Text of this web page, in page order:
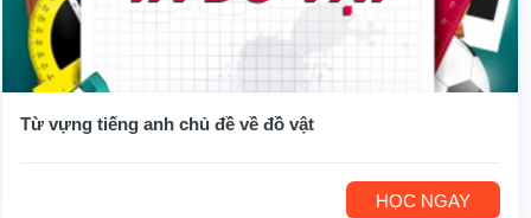
Từ vựng tiếng anh chủ đề về đồ vật
HỌC NGAY